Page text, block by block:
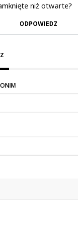
niż otwarte?
ODPOWIEDZ